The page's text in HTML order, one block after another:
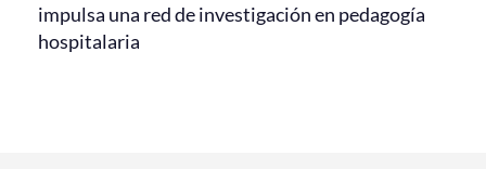
impulsa una red de investigación en pedagogía
hospitalaria